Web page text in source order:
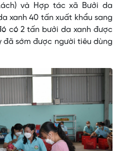
và Hợp tác xã Bưởi da
xanh 40 tấn xuất khẩu sang
có 2 tấn bưởi da xanh được
đã sớm được người tiêu dùng